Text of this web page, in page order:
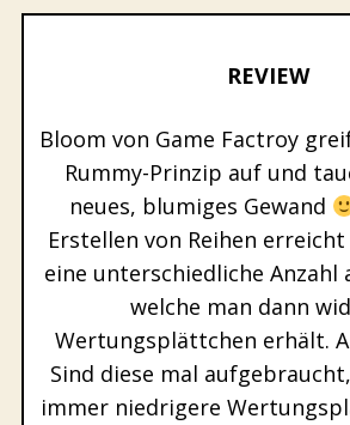
REVIEW
Bloom von Game Factroy
Rummy-Prinzip auf und
neues, blumiges Gewand
Erstellen von Reihen
eine unterschiedliche Anzahl
welche man dann
Wertungsplättchen erhält.
Sind diese mal
immer niedrigere